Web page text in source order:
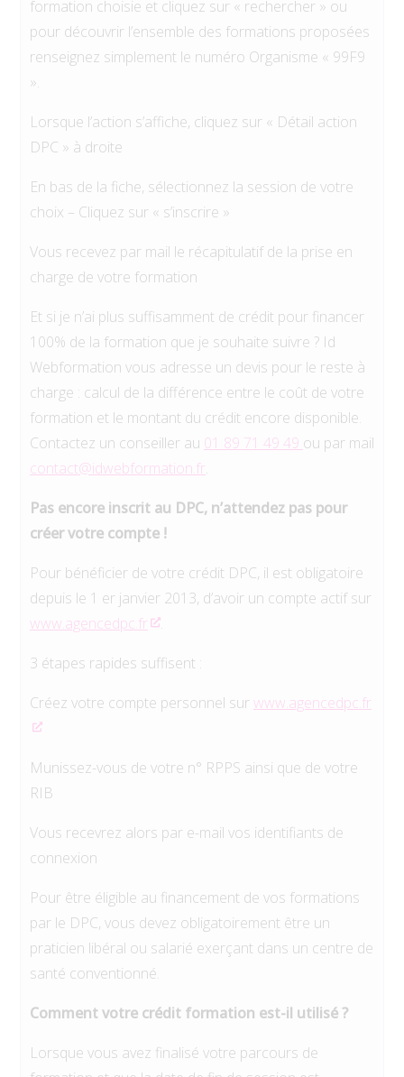
formation choisie et cliquez sur « rechercher » ou
pour découvrir l’ensemble des formations proposées
renseignez simplement le numéro Organisme « 99F9
».
Lorsque l’action s’affiche, cliquez sur « Détail action
DPC » à droite
En bas de la fiche, sélectionnez la session de votre
choix – Cliquez sur « s’inscrire »
Vous recevez par mail le récapitulatif de la prise en
charge de votre formation
Et si je n’ai plus suffisamment de crédit pour financer
100% de la formation que je souhaite suivre ? Id
Webformation vous adresse un devis pour le reste à
charge : calcul de la différence entre le coût de votre
formation et le montant du crédit encore disponible.
Contactez un conseiller au 01 89 71 49 49 ou par mail
contact@idwebformation.fr.
Pas encore inscrit au DPC, n’attendez pas pour
créer votre compte !
Pour bénéficier de votre crédit DPC, il est obligatoire
depuis le 1 er janvier 2013, d’avoir un compte actif sur
www.agencedpc.fr
.
3 étapes rapides suffisent :
Créez votre compte personnel sur www.agencedpc.fr
Munissez-vous de votre n° RPPS ainsi que de votre
RIB
Vous recevrez alors par e-mail vos identifiants de
connexion
Pour être éligible au financement de vos formations
par le DPC, vous devez obligatoirement être un
praticien libéral ou salarié exerçant dans un centre de
santé conventionné.
Comment votre crédit formation est-il utilisé ?
Lorsque vous avez finalisé votre parcours de